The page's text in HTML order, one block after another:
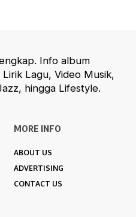
Info album
Lagu, Video Musik,
hingga Lifestyle.
MORE INFO
ABOUT US
ADVERTISING
CONTACT US